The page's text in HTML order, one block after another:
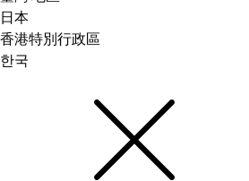
日本
香港特別行政區
한국